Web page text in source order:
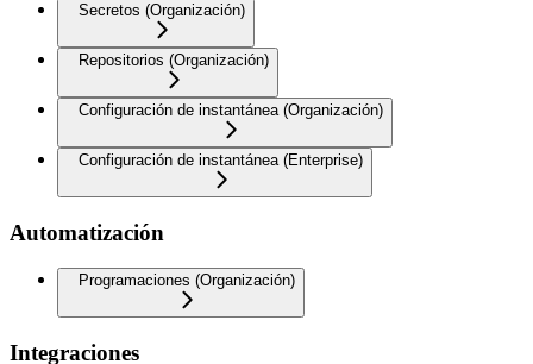
Secretos (Organización)
Repositorios (Organización)
Configuración de instantánea (Organización)
Configuración de instantánea (Enterprise)
Automatización
Programaciones (Organización)
Integraciones